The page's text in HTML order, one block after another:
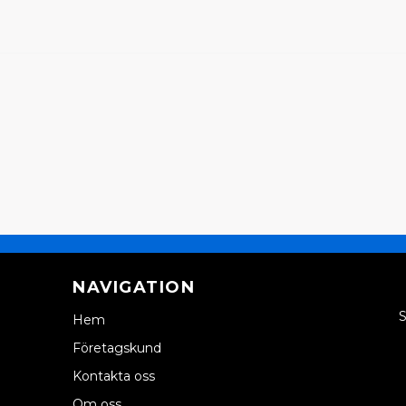
NAVIGATION
Hem
Företagskund
Kontakta oss